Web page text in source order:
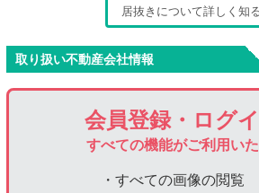
居抜きについて詳しく知
取り扱い不動産会社情報
会員登録・ログ
すべての機能がご利用い
・すべての画像の閲覧